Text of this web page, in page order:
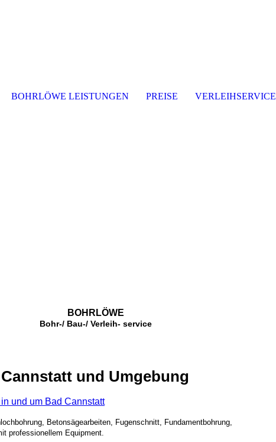
BOHRLÖWE
Bohr-/ Bau-/ Verleih- service
und Umgebung
und um Bad Cannstatt
Betonsägearbeiten, Fugenschnitt, Fundamentbohrung,
professionellem Equipment.
BOHRLÖWE LEISTUNGEN PREISE VERLEIHSERVICE